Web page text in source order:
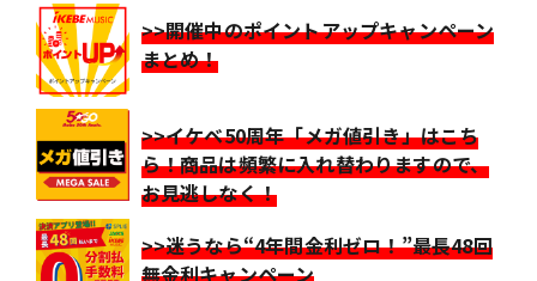
>>開催中のポイントアップキャンペーン
まとめ！
>>イケベ50周年「メガ値引き」はこち
ら！商品は頻繁に入れ替わりますので、
お見逃しなく！
>>迷うなら“4年間金利ゼロ！”最長48回
無金利キャンペーン